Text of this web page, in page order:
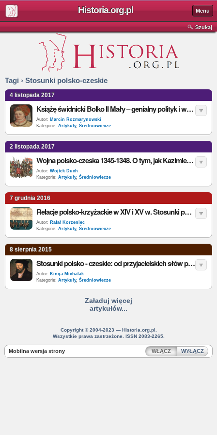
Historia.org.pl Menu
Szukaj
Tagi › Stosunki polsko-czeskie
4 listopada 2017
Książę świdnicki Bolko II Mały – genialny polityk i wspaniały administrator
Autor: Marcin Rozmarynowski
Kategorie: Artykuły, Średniowiecze
2 listopada 2017
Wojna polsko-czeska 1345-1348. O tym, jak Kazimierz Wielki wraz z Węgrami przegonił czeskiego króla spod Krakowa
Autor: Wojtek Duch
Kategorie: Artykuły, Średniowiecze
7 grudnia 2016
Relacje polsko-krzyżackie w XIV i XV w. Stosunki polityczne Kazimierza Wielkiego z Krzyżakami do roku 1343
Autor: Rafał Korzeniec
Kategorie: Artykuły, Średniowiecze
8 sierpnia 2015
Stosunki polsko - czeskie: od przyjacielskich słów po bitwie grunwaldzkiej do edyktu wieluńskiego
Autor: Kinga Michalak
Kategorie: Artykuły, Średniowiecze
Załaduj więcej
artykułów...
Copyright © 2004-2023 — Historia.org.pl.
Wszystkie prawa zastrzeżone. ISSN 2083-2265.
Mobilna wersja strony WŁĄCZ WYŁĄCZ